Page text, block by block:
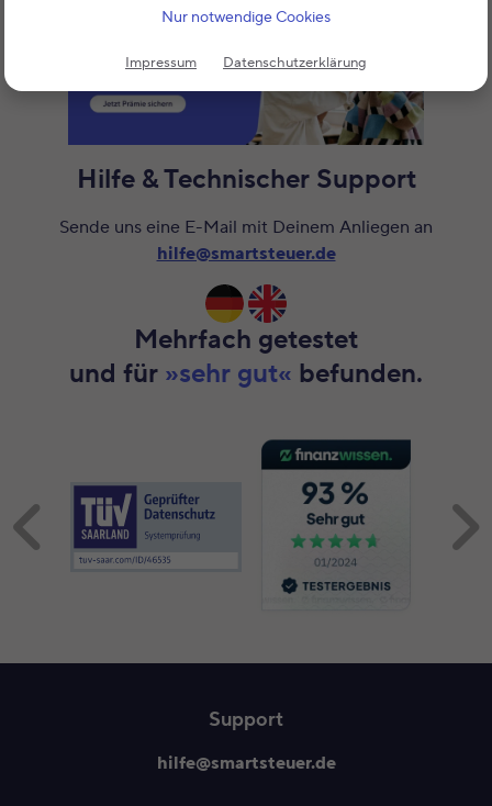
Nur notwendige Cookies
Impressum Datenschutzerklärung
Hilfe & Technischer Support
Sende uns eine E-Mail mit Deinem Anliegen an
hilfe@smartsteuer.de
Mehrfach getestet
und für »sehr gut« befunden.
Support
hilfe@smartsteuer.de